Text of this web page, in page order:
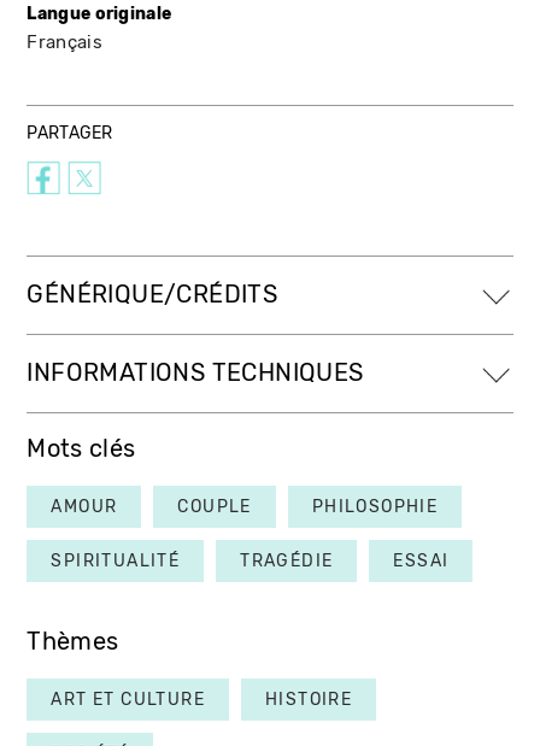
Langue originale
Français
PARTAGER
GÉNÉRIQUE/CRÉDITS
INFORMATIONS TECHNIQUES
Mots clés
AMOUR COUPLE PHILOSOPHIE
SPIRITUALITÉ TRAGÉDIE ESSAI
Thèmes
ART ET CULTURE HISTOIRE